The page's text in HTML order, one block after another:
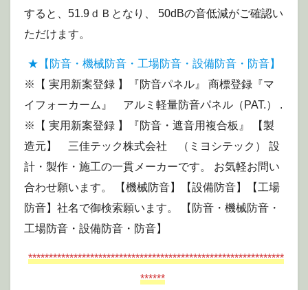
すると、51.9ｄＢとなり、 50dBの音低減がご確認い
ただけます。
★【防音・機械防音・工場防音・設備防音・防音】
※【 実用新案登録 】『防音パネル』 商標登録『マ
イフォーカーム』 アルミ軽量防音パネル（PAT.） .
※【 実用新案登録 】『防音・遮音用複合板』 【製
造元】 三佳テック株式会社 （ミヨシテック） 設
計・製作・施工の一貫メーカーです。 お気軽お問い
合わせ願います。 【機械防音】【設備防音】【工場
防音】社名で御検索願います。 【防音・機械防音・
工場防音・設備防音・防音】
**************************************************************
******